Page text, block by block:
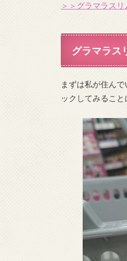
＞＞グラマラス
グラマラス
まずは私が住ん
ックしてみること